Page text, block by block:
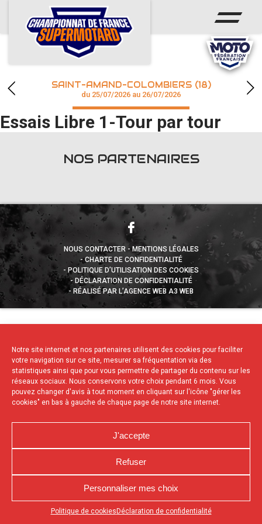
Notre site internet et nos partenaires utilisent des cookies pour faciliter
votre navigation sur ce site, mesurer sa fréquentation via des
statistiques ainsi que pour vous permettre de partager du contenu sur les
réseaux sociaux. Nous conservons votre choix pendant 6 mois. Vous
pouvez changer d'avis à tout moment en cliquant sur l'icône "gérer les
cookies" en bas à gauche de chaque page de notre site internet.
J'accepte
Refuser
Personnaliser mes choix
Politique de cookies Déclaration de confidentialité
Appuyez sur le bouton partager en bas de votre
ACCUEIL
ACTUS
CALENDRIER
CHAMPIONNAT
RÉSULTATS
SAINT-AMAND-COLOMBIERS (18)
du 25/07/2026 au 26/07/2026
Essais Libre 1-Tour par tour
NOS PARTENAIRES
NOUS CONTACTER
MENTIONS LÉGALES
CHARTE DE CONFIDENTIALITÉ
POLITIQUE D’UTILISATION DES COOKIES
DÉCLARATION DE CONFIDENTIALITÉ
RÉALISÉ PAR L’AGENCE WEB A3 WEB